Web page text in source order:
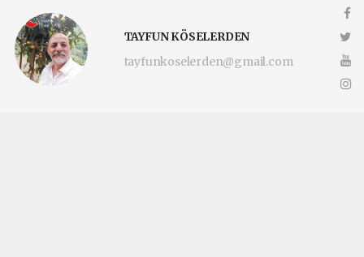
TAYFUN KÖSELERDEN
tayfunkoselerden@gmail.com